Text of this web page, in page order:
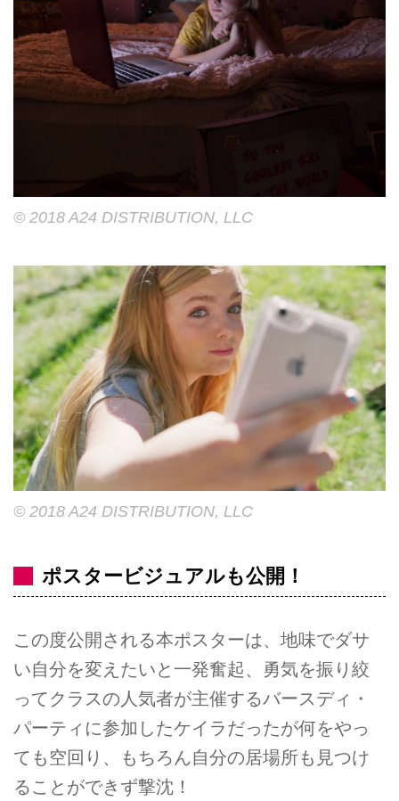
© 2018 A24 DISTRIBUTION, LLC
© 2018 A24 DISTRIBUTION, LLC
ポスタービジュアルも公開！
この度公開される本ポスターは、地味でダサ
い⾃分を変えたいと⼀発奮起、勇気を振り絞
ってクラスの⼈気者が主催するバースディ・
パーティに参加したケイラだったが何をやっ
ても空回り、もちろん⾃分の居場所も⾒つけ
ることができず撃沈！